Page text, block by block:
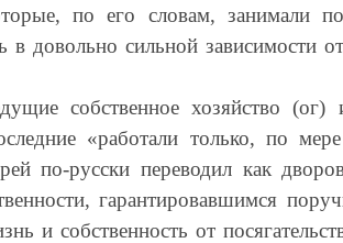
по его словам, занимали
в довольно сильной зависимости
собственное хозяйство
«работали только, по
по-русски переводил как
гарантировавшимся
и собственность от